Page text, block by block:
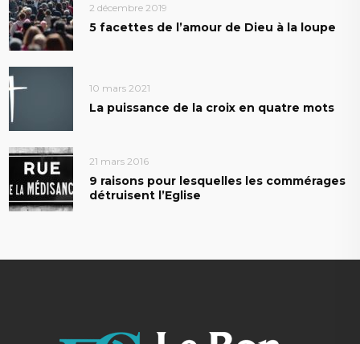
2 décembre 2019
5 facettes de l’amour de Dieu à la loupe
10 mars 2021
La puissance de la croix en quatre mots
21 mars 2016
9 raisons pour lesquelles les commérages
détruisent l’Eglise